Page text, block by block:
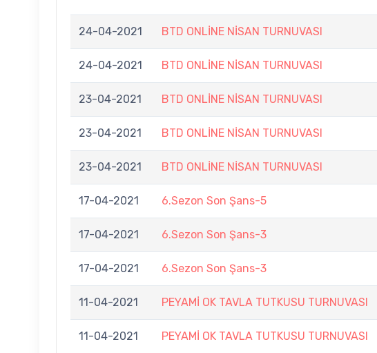
24-04-2021 BTD ONLİNE NİSAN TURNUVASI
24-04-2021 BTD ONLİNE NİSAN TURNUVASI
23-04-2021 BTD ONLİNE NİSAN TURNUVASI
23-04-2021 BTD ONLİNE NİSAN TURNUVASI
23-04-2021 BTD ONLİNE NİSAN TURNUVASI
17-04-2021 6.Sezon Son Şans-5
17-04-2021 6.Sezon Son Şans-3
17-04-2021 6.Sezon Son Şans-3
11-04-2021 PEYAMİ OK TAVLA TUTKUSU TURNUVASI
11-04-2021 PEYAMİ OK TAVLA TUTKUSU TURNUVASI